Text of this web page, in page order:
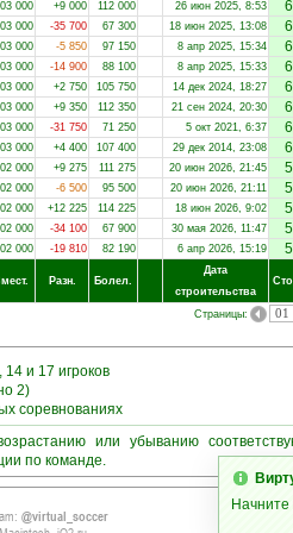
000 +9 000 112 000 26 июн 2025, 8:53
000 -35 700 67 300 18 июн 2025, 13:08
000 -5 850 97 150 8 апр 2025, 15:34
000 -14 900 88 100 8 апр 2025, 15:33
000 +2 750 105 750 14 дек 2024, 18:27
000 +9 350 112 350 21 сен 2024, 20:30
000 -31 750 71 250 5 окт 2021, 6:37
000 +4 400 107 400 29 дек 2014, 23:08
000 +9 275 111 275 20 июн 2026, 21:45
000 -6 500 95 500 20 июн 2026, 21:11
000 +12 225 114 225 18 июн 2026, 9:02
000 -34 100 67 900 30 мая 2026, 11:47
000 -19 810 82 190 6 апр 2026, 15:19
Разн. Болел.
Дата
строительства
Страницы:
и 17 игроков
2)
соревнованиях
или убыванию
по команде.
@virtual_soccer
Начните